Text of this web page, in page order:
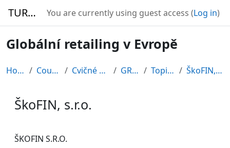
TURBO You are currently using guest access (Log in)
Globální retailing v Evropě
Home Courses Cvičné kurzy GRE08 Topic 11 ŠkoFIN, s.r.o.
ŠkoFIN, s.r.o.
ŠKOFIN S.R.O.